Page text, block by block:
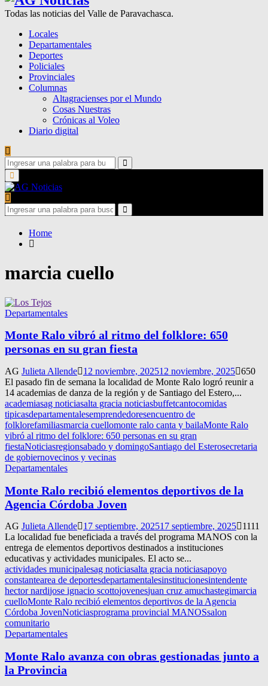
Todas las noticias del Valle de Paravachasca.
Locales
Departamentales
Deportes
Policiales
Provinciales
Columnas
Altagracienses por el Mundo
Cosas Nuestras
Crónicas al Voleo
Diario digital
Search
for:
Search
Primary
Menu
Search
for:
Search
Home
marcia cuello
Departamentales
Monte Ralo vibró al ritmo del folklore: 650
personas en su gran fiesta
AG Julieta Allende 12 noviembre, 202512 noviembre, 2025 650
El pasado fin de semana la localidad de Monte Ralo logró reunir a
14 academias de danza de la región y de Santiago del Estero,...
academiasag noticiasalta gracia noticiasbuffetcantocomidas
tipicasdepartamentalesemprendedoresencuentro de
folklorefamiliasmarcia cuellomonte ralo canta y bailaMonte Ralo
vibró al ritmo del folklore: 650 personas en su gran
fiestaNoticiasregionsabado y domingoSantiago del Esterosecretaria
de gobiernovecinos y vecinas
Departamentales
Monte Ralo recibió elementos deportivos de la
Agencia Córdoba Joven
AG Julieta Allende 17 septiembre, 202517 septiembre, 2025
1111
La localidad fue beneficiada a través del programa MANOS con la
entrega de elementos deportivos destinados a instituciones
educativas y actividades municipales. El acto se...
actividades municipalesag noticiasalta gracia noticiasapoyo
constantearea de deportesdepartamentalesinstitucionesintendente
hector nardijose ignacio scottojovenesjuan cruz amuchastegimarcia
cuelloMonte Ralo recibió elementos deportivos de la Agencia
Córdoba JovenNoticiasprograma provincial MANOSsalon
comunitario
Departamentales
Monte Ralo avanza con obras gestionadas junto a
la Provincia